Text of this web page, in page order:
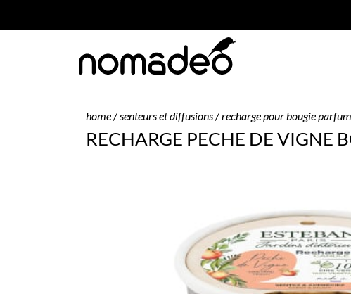
home/senteurs et diffusions/recharge pour bougie
RECHARGE PECHE DE VIGNE